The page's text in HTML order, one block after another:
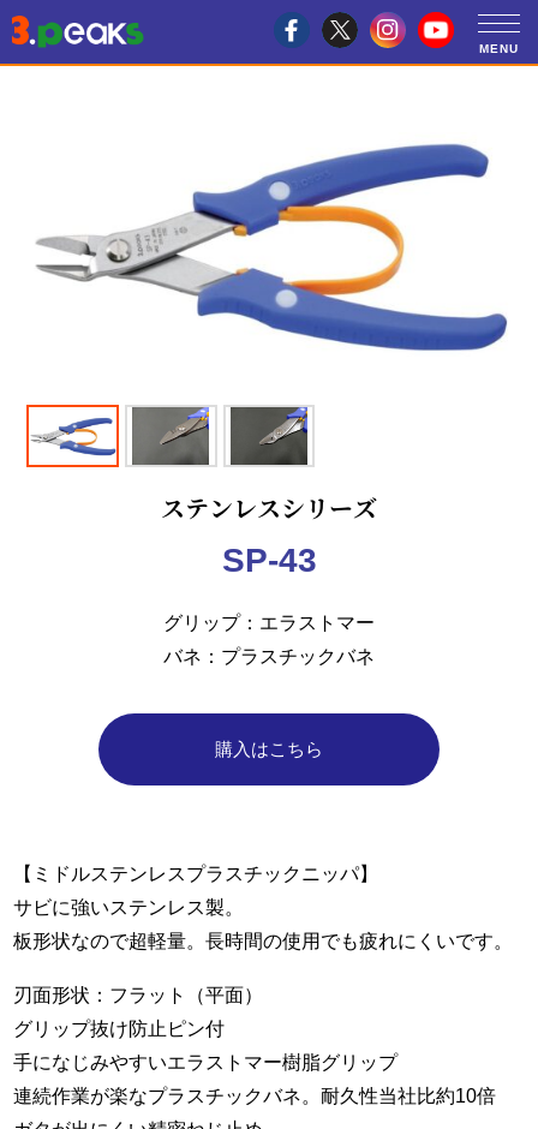
ステンレスシリーズ
SP-43
グリップ
エラストマー
バネ
プラスチックバネ
購入はこちら
【ミドルステンレスプラスチックニッパ】
サビに強いステンレス製。
板形状なので超軽量。長時間の使用でも疲れにくいです。
刃面形状：フラット（平面）
グリップ抜け防止ピン付
手になじみやすいエラストマー樹脂グリップ
連続作業が楽なプラスチックバネ。耐久性当社比約10倍